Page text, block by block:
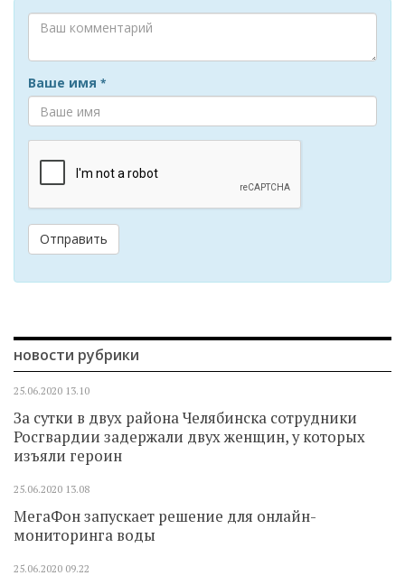
Ваше имя *
Отправить
новости рубрики
25.06.2020 13.10
За сутки в двух района Челябинска сотрудники
Росгвардии задержали двух женщин, у которых
изъяли героин
25.06.2020 13.08
МегаФон запускает решение для онлайн-
мониторинга воды
25.06.2020 09.22